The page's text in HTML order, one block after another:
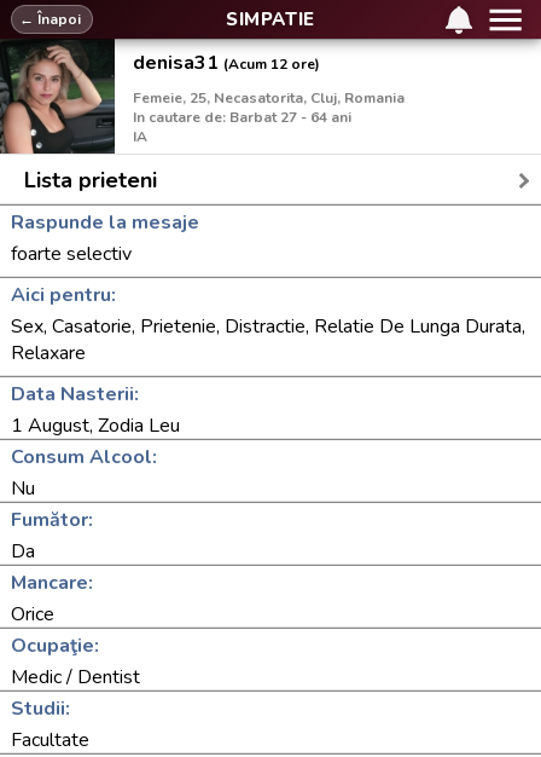
SIMPATIE
← Înapoi
denisa31 (Acum 12 ore)
Femeie, 25, Necasatorita, Cluj, Romania
In cautare de: Barbat 27 - 64 ani
IA
Lista prieteni
Raspunde la mesaje
foarte selectiv
Aici pentru:
Sex, Casatorie, Prietenie, Distractie, Relatie De Lunga Durata,
Relaxare
Data Nasterii:
1 August, Zodia Leu
Consum Alcool:
Nu
Fumător:
Da
Mancare:
Orice
Ocupaţie:
Medic / Dentist
Studii:
Facultate